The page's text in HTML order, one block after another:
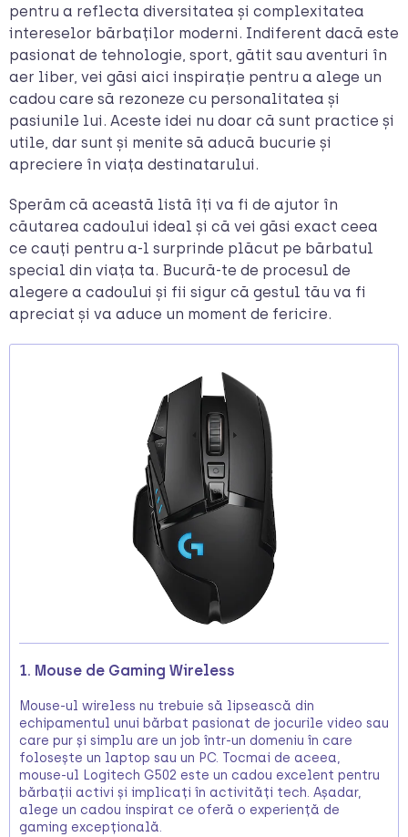
pentru a reflecta diversitatea și complexitatea
intereselor bărbaților moderni. Indiferent dacă este
pasionat de tehnologie, sport, gătit sau aventuri în
aer liber, vei găsi aici inspirație pentru a alege un
cadou care să rezoneze cu personalitatea și
pasiunile lui. Aceste idei nu doar că sunt practice și
utile, dar sunt și menite să aducă bucurie și
apreciere în viața destinatarului.
Sperăm că această listă îți va fi de ajutor în
căutarea cadoului ideal și că vei găsi exact ceea
ce cauți pentru a-l surprinde plăcut pe bărbatul
special din viața ta. Bucură-te de procesul de
alegere a cadoului și fii sigur că gestul tău va fi
apreciat și va aduce un moment de fericire.
1. Mouse de Gaming Wireless
Mouse-ul wireless nu trebuie să lipsească din
echipamentul unui bărbat pasionat de jocurile video sau
care pur și simplu are un job într-un domeniu în care
folosește un laptop sau un PC. Tocmai de aceea,
mouse-ul Logitech G502 este un cadou excelent pentru
bărbații activi și implicați în activități tech. Așadar,
alege un cadou inspirat ce oferă o experiență de
gaming excepțională.